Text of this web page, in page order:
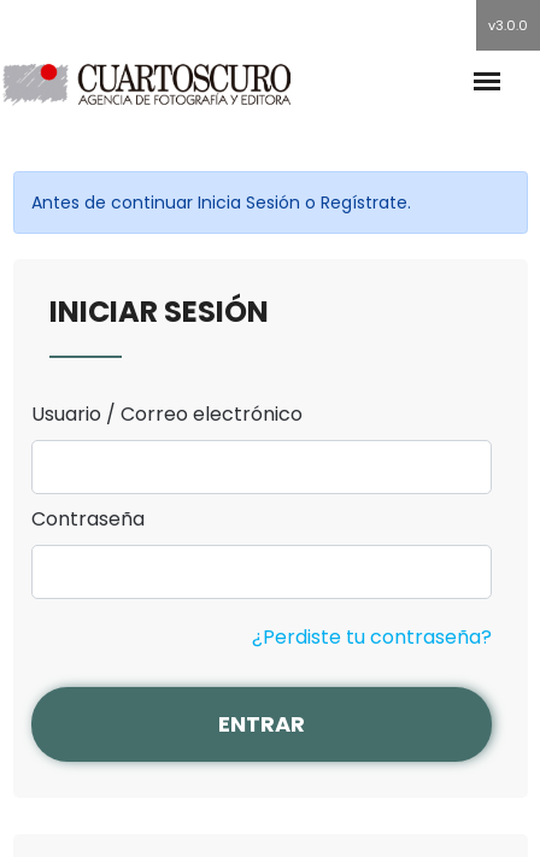
v3.0.0
Antes de continuar Inicia Sesión o Regístrate.
INICIAR SESIÓN
Usuario / Correo electrónico
Contraseña
¿Perdiste tu contraseña?
ENTRAR